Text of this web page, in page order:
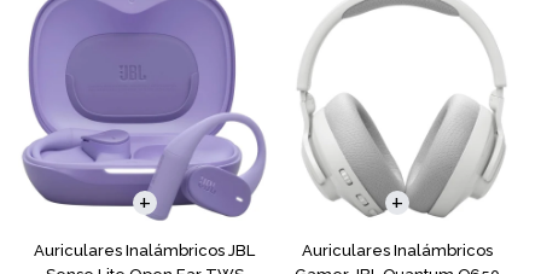
Auriculares Inalámbricos JBL
Auriculares Inalámbricos